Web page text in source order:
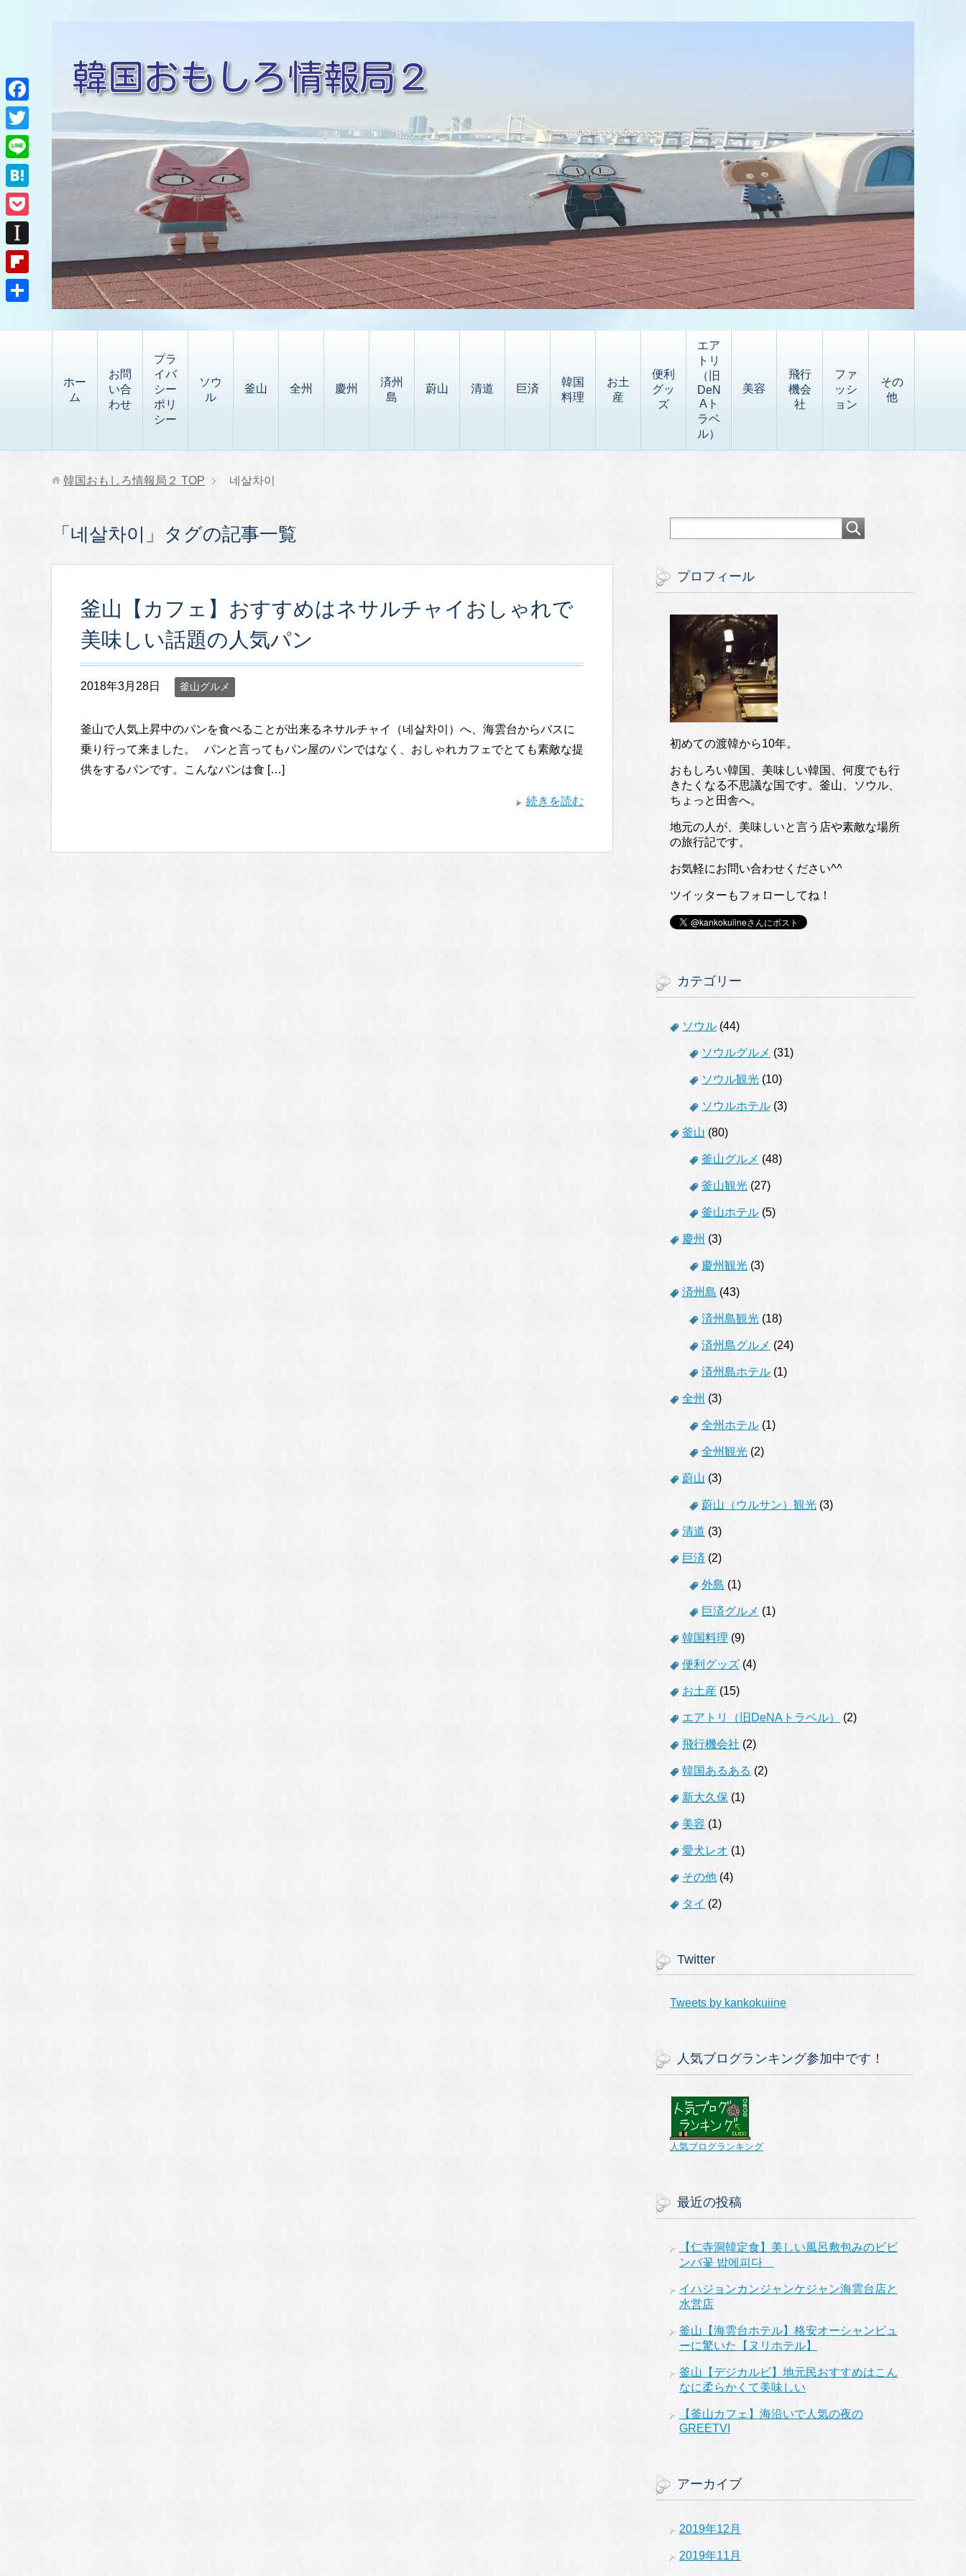
ホー
ム
お問
い合
わせ
プラ
イバ
シー
ポリ
シー
ソウ
ル
釜山 全州 慶州
済州
島
蔚山 清道 巨済
韓国
料理
お土
産
便利
グッ
ズ
エア
トリ
（旧
DeN
Aト
ラベ
ル）
美容
飛行
機会
社
ファ
ッシ
ョン
その
他
韓国おもしろ情報局２ TOP 네살차이
「네살차이」タグの記事一覧
釜山【カフェ】おすすめはネサルチャイおしゃれで
美味しい話題の人気パン
2018年3月28日 釜山グルメ
釜山で人気上昇中のパンを食べることが出来るネサルチャイ（네살차이）へ、海雲台からバスに
乗り行って来ました。 パンと言ってもパン屋のパンではなく、おしゃれカフェでとても素敵な提
供をするパンです。こんなパンは食 […]
続きを読む
プロフィール
初めての渡韓から10年。
おもしろい韓国、美味しい韓国、何度でも行
きたくなる不思議な国です。釜山、ソウル、
ちょっと田舎へ。
地元の人が、美味しいと言う店や素敵な場所
の旅行記です。
お気軽にお問い合わせください^^
ツイッターもフォローしてね！
カテゴリー
ソウル (44)
ソウルグルメ (31)
ソウル観光 (10)
ソウルホテル (3)
釜山 (80)
釜山グルメ (48)
釜山観光 (27)
釜山ホテル (5)
慶州 (3)
慶州観光 (3)
済州島 (43)
済州島観光 (18)
済州島グルメ (24)
済州島ホテル (1)
全州 (3)
全州ホテル (1)
全州観光 (2)
蔚山 (3)
蔚山（ウルサン）観光 (3)
清道 (3)
巨済 (2)
外島 (1)
巨済グルメ (1)
韓国料理 (9)
便利グッズ (4)
お土産 (15)
エアトリ（旧DeNAトラベル） (2)
飛行機会社 (2)
韓国あるある (2)
新大久保 (1)
美容 (1)
愛犬レオ (1)
その他 (4)
タイ (2)
Twitter
Tweets by kankokuiine
人気ブログランキング参加中です！
人気ブログランキング
最近の投稿
【仁寺洞韓定食】美しい風呂敷包みのビビ
ンバ꽃 밥에피다
イハジョンカンジャンケジャン海雲台店と
水営店
釜山【海雲台ホテル】格安オーシャンビュ
ーに驚いた【ヌリホテル】
釜山【デジカルビ】地元民おすすめはこん
なに柔らかくて美味しい
【釜山カフェ】海沿いで人気の夜の
GREETVI
アーカイブ
2019年12月
2019年11月
F
a
c
e
b
o
o
k
T
w
i
e
r
L
i
n
H
a
t
e
n
P
o
c
k
I
n
s
F
i